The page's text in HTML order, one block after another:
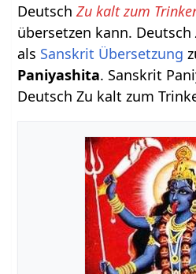
DeutschZu kalt zum
übersetzen kann. Deutsch
als Sanskrit Übersetzung
Paniyashita. Sanskrit
Deutsch Zu kalt zum